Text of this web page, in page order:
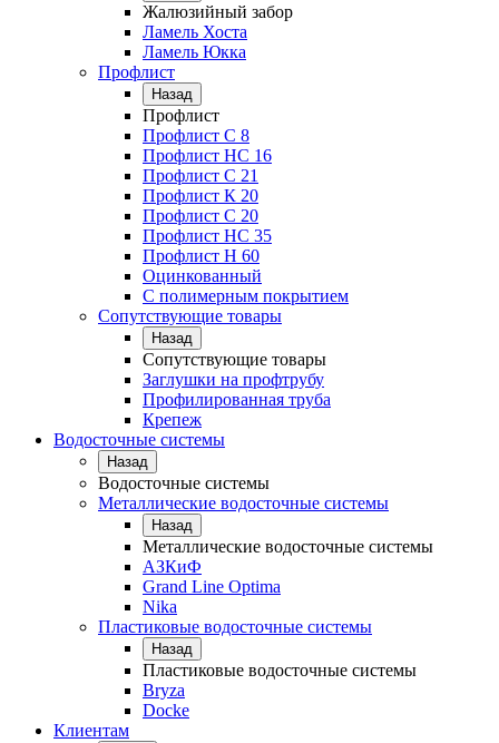
Жалюзийный забор
Ламель Хоста
Ламель Юкка
Профлист
Назад
Профлист
Профлист С 8
Профлист НС 16
Профлист C 21
Профлист К 20
Профлист С 20
Профлист НС 35
Профлист Н 60
Оцинкованный
С полимерным покрытием
Сопутствующие товары
Назад
Сопутствующие товары
Заглушки на профтрубу
Профилированная труба
Крепеж
Водосточные системы
Назад
Водосточные системы
Металлические водосточные системы
Назад
Металлические водосточные системы
АЗКиФ
Grand Line Optima
Nika
Пластиковые водосточные системы
Назад
Пластиковые водосточные системы
Bryza
Docke
Клиентам